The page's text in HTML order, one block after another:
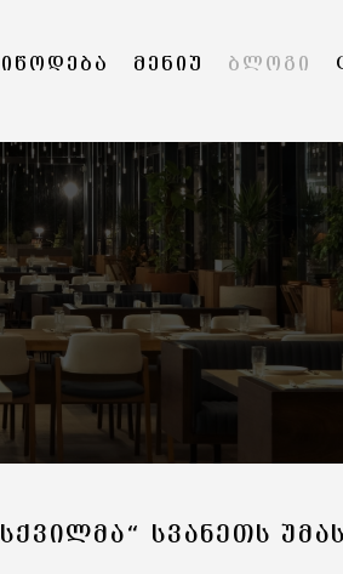
ᲛᲔᲜᲘᲣ ᲑᲚᲝᲒᲘ
ᲡᲕᲐᲜᲔᲗᲡ